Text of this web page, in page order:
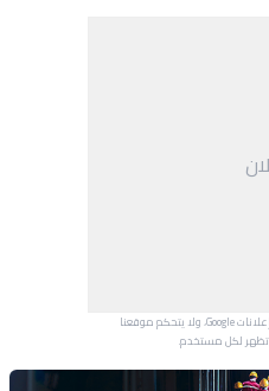
يتم عرض هذا الإعلان بواسطة إعلانات Google، ولا يتحكم موقعنا
تظهر لكل مستخدم.